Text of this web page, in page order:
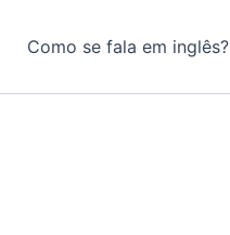
Como se fala em inglês?